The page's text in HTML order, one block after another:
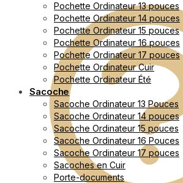
Pochette Ordinateur 13 pouces
Pochette Ordinateur 14 pouces
Pochette Ordinateur 15 pouces
Pochette Ordinateur 16 pouces
Pochette Ordinateur 17 pouces
Pochette Ordinateur Cuir
Pochette Ordinateur Été
Sacoche
Sacoche Ordinateur 13 Pouces
Sacoche Ordinateur 14 pouces
Sacoche Ordinateur 15 pouces
Sacoche Ordinateur 16 Pouces
Sacoche Ordinateur 17 pouces
Sacoches en Cuir
Porte-documents